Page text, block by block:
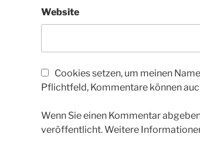
Website
Cookies setzen, um meinen
Pflichtfeld, Kommentare können
Wenn Sie einen Kommentar
veröffentlicht. Weitere